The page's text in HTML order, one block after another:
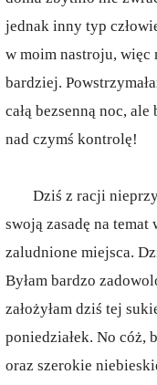
jednak inny typ
w moim nastroju, więc
bardziej.
całą bezsenną noc,
nad czymś kontrolę!
Dziś z racji
swoją zasadę na
zaludnione miejsca.
Byłam bardzo
założyłam dziś tej
poniedziałek. No cóż,
oraz szerokie